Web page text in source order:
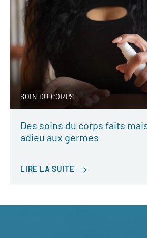
SOIN DU CORPS
Des soins du corps faits
adieu aux germes
LIRE LA SUITE